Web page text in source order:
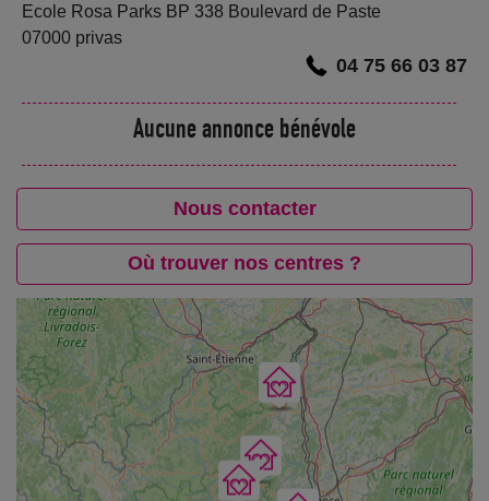
Ecole Rosa Parks BP 338 Boulevard de Paste
07000 privas
04 75 66 03 87
Aucune annonce bénévole
Nous contacter
Où trouver nos centres ?